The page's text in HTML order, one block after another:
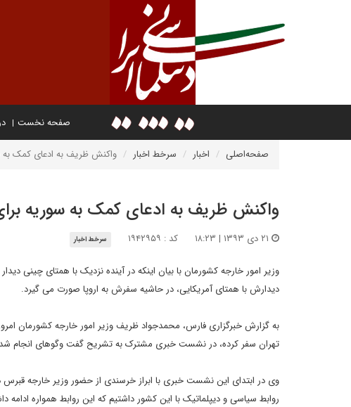
صفحه نخست
صفحه‌اصلی اخبار سرخط اخبار واکنش ظریف به ادعای کمک
واکنش ظریف به ادعای کمک به سوریه
کد : ۱۹۴۲۹۵۹ سرخط اخبار
وزیر امور خارجه کشورمان با بیان اینکه در آینده نزدیک با همتای چینی
دیدارش با همتای آمریکایی، در حاشیه سفرش به اروپا صورت می گیرد.
به گزارش خبرگزاری فارس، محمدجواد ظریف وزیر امور خارجه کشورمان
تهران سفر کرده، در نشست خبری مشترک به تشریح گفت وگوهای انجام
وی در ابتدای این نشست خبری با ابراز خرسندی از حضور وزیر خارجه قبرس
روابط سیاسی و دیپلماتیک با این کشور داشتیم که این روابط همواره